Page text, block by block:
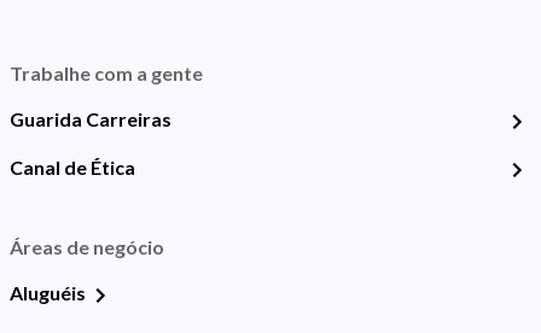
Trabalhe com a gente
Guarida Carreiras
Canal de Ética
Áreas de negócio
Aluguéis